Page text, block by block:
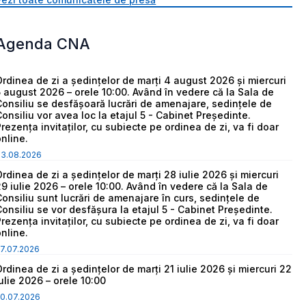
CNA
de zi a ședințelor de marți 4 august 2026 și miercuri
august 2026 – orele 10:00. Având în vedere că la Sala de
se desfășoară lucrări de amenajare, sedințele de
vor avea loc la etajul 5 - Cabinet Președinte.
invitaților, cu subiecte pe ordinea de zi, va fi doar
de zi a ședințelor de marți 28 iulie 2026 și miercuri
iulie 2026 – orele 10:00. Având în vedere că la Sala de
sunt lucrări de amenajare în curs, sedințele de
se vor desfășura la etajul 5 - Cabinet Președinte.
invitaților, cu subiecte pe ordinea de zi, va fi doar
de zi a ședințelor de marți 21 iulie 2026 și miercuri 22
2026 – orele 10:00